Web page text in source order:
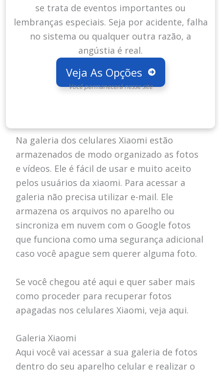
se trata de eventos importantes ou
lembranças especiais. Seja por acidente, falha
no sistema ou qualquer outra razão, a
angústia é real.
Veja As Opções
Você permanecerá nesse site
Na galeria dos celulares Xiaomi estão
armazenados de modo organizado as fotos
e vídeos. Ele é fácil de usar e muito aceito
pelos usuários da xiaomi. Para acessar a
galeria não precisa utilizar e-mail. Ele
armazena os arquivos no aparelho ou
sincroniza em nuvem com o Google fotos
que funciona como uma segurança adicional
caso você apague sem querer alguma foto.
Se você chegou até aqui e quer saber mais
como proceder para recuperar fotos
apagadas nos celulares Xiaomi, veja aqui.
Galeria Xiaomi
Aqui você vai acessar a sua galeria de fotos
dentro do seu aparelho celular e realizar o